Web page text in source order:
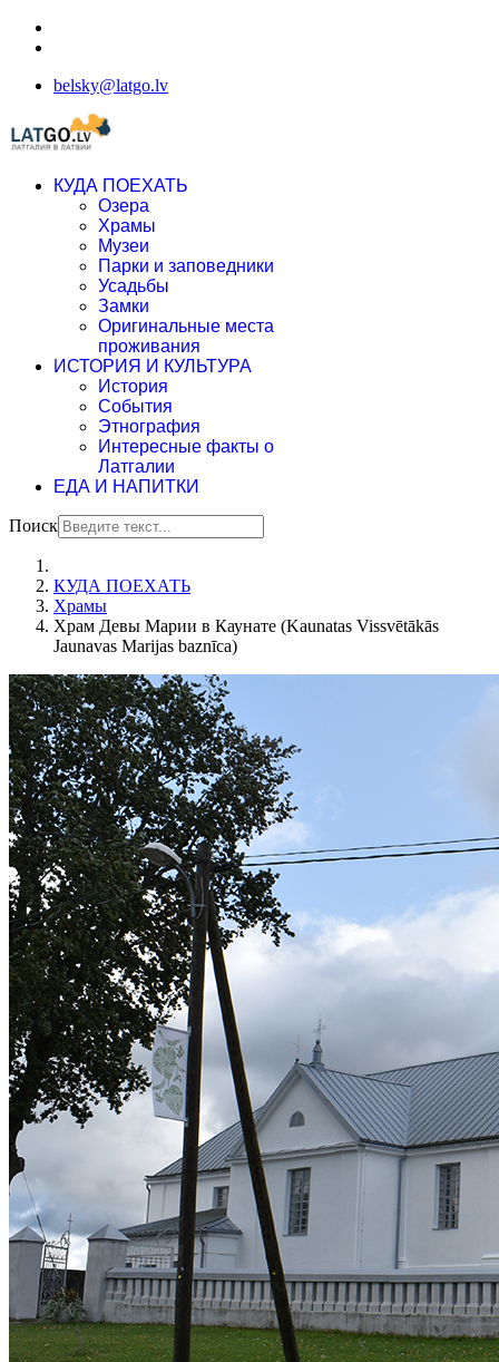
belsky@latgo.lv
КУДА ПОЕХАТЬ
Озера
Храмы
Музеи
Парки и заповедники
Усадьбы
Замки
Оригинальные места
проживания
ИСТОРИЯ И КУЛЬТУРА
История
События
Этнография
Интересные факты о
Латгалии
ЕДА И НАПИТКИ
Поиск
КУДА ПОЕХАТЬ
Храмы
Храм Девы Марии в Каунате (Kaunatas Vissvētākās
Jaunavas Marijas baznīca)